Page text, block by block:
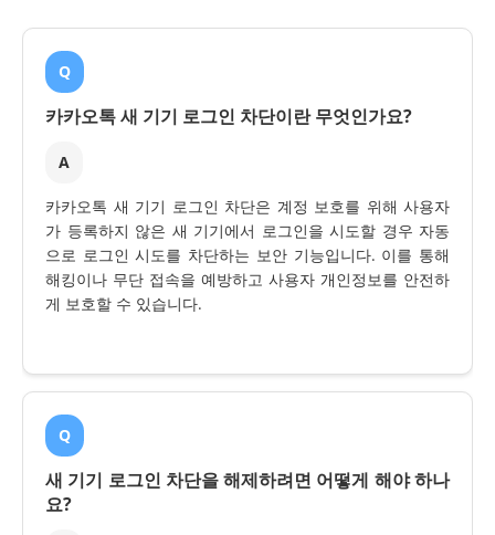
Q
카카오톡 새 기기 로그인 차단이란 무엇인가요?
A
카카오톡 새 기기 로그인 차단은 계정 보호를 위해 사용자
가 등록하지 않은 새 기기에서 로그인을 시도할 경우 자동
으로 로그인 시도를 차단하는 보안 기능입니다. 이를 통해
해킹이나 무단 접속을 예방하고 사용자 개인정보를 안전하
게 보호할 수 있습니다.
Q
새 기기 로그인 차단을 해제하려면 어떻게 해야 하나
요?